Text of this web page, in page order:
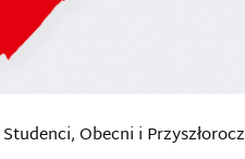
Obecni i